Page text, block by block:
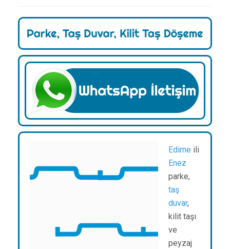
Edirne ili
Enez
parke,
taş
duvar,
kilit taşı
ve
peyzaj